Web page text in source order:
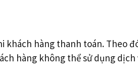
khách hàng thanh toán. Theo
hàng không thể sử dụng dịch